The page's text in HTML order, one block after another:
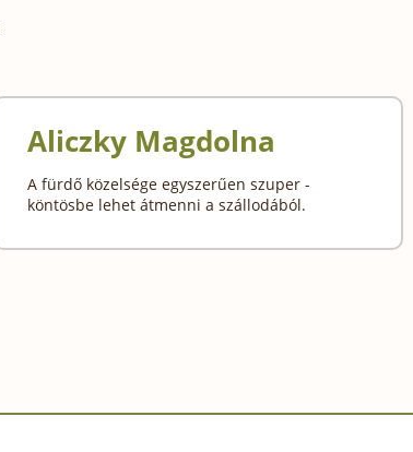
Aliczky Magdolna
A fürdő közelsége egyszerűen szuper -
köntösbe lehet átmenni a szállodából.